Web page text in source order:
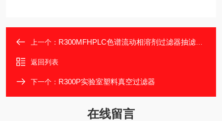
上一个： R300MFHPLC色谱流动相溶剂过滤器抽滤装置
返回列表
下一个： R300P实验室塑料真空过滤器
在线留言